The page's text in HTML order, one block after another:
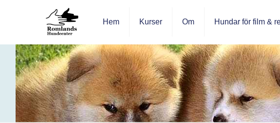
Hem Kurser Om Hundar för film &